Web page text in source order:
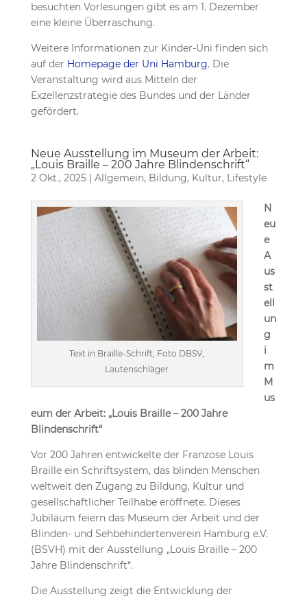
besuchten Vorlesungen gibt es am 1. Dezember
eine kleine Überraschung.
Weitere Informationen zur Kinder-Uni finden sich
auf der Homepage der Uni Hamburg. Die
Veranstaltung wird aus Mitteln der
Exzellenzstrategie des Bundes und der Länder
gefördert.
Neue Ausstellung im Museum der Arbeit:
„Louis Braille – 200 Jahre Blindenschrift“
2 Okt., 2025| Allgemein, Bildung, Kultur, Lifestyle
Text in Braille-Schrift, Foto DBSV,
Lautenschläger
N
eu
e
A
us
st
ell
un
g
i
m
M
us
eum der Arbeit: „Louis Braille – 200 Jahre
Blindenschrift“
Vor 200 Jahren entwickelte der Franzose Louis
Braille ein Schriftsystem, das blinden Menschen
weltweit den Zugang zu Bildung, Kultur und
gesellschaftlicher Teilhabe eröffnete. Dieses
Jubiläum feiern das Museum der Arbeit und der
Blinden- und Sehbehindertenverein Hamburg e.V.
(BSVH) mit der Ausstellung „Louis Braille – 200
Jahre Blindenschrift“.
Die Ausstellung zeigt die Entwicklung der